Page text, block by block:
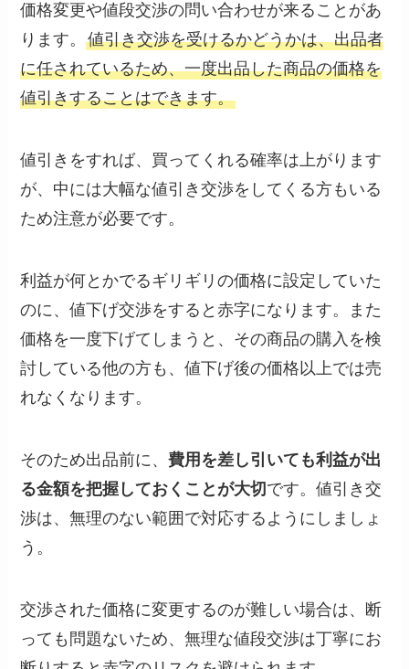
価格変更や値段交渉の問い合わせが来ることがあ
ります。値引き交渉を受けるかどうかは、出品者
に任されているため、一度出品した商品の価格を
値引きすることはできます。
値引きをすれば、買ってくれる確率は上がります
が、中には大幅な値引き交渉をしてくる方もいる
ため注意が必要です。
利益が何とかでるギリギリの価格に設定していた
のに、値下げ交渉をすると赤字になります。また
価格を一度下げてしまうと、その商品の購入を検
討している他の方も、値下げ後の価格以上では売
れなくなります。
そのため出品前に、費用を差し引いても利益が出
る金額を把握しておくことが大切です。値引き交
渉は、無理のない範囲で対応するようにしましょ
う。
交渉された価格に変更するのが難しい場合は、断
っても問題ないため、無理な値段交渉は丁寧にお